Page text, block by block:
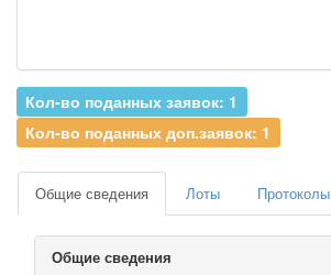
Кол-во поданных заявок: 1
Кол-во поданных доп.заявок: 1
Общие сведения Лоты Протоколы
Общие сведения